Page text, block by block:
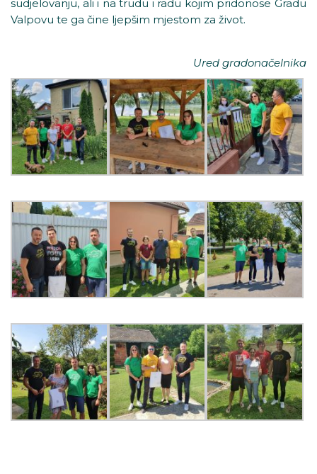
sudjelovanju, ali i na trudu i radu kojim pridonose Gradu
Valpovu te ga čine ljepšim mjestom za život.
Ured gradonačelnika